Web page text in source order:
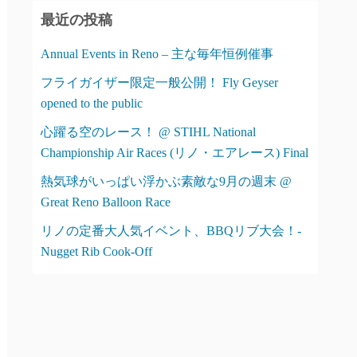
ー
最近の投稿
Annual Events in Reno – 主な毎年恒例催事
フライガイザー限定一般公開！ Fly Geyser
opened to the public
心躍る空のレース！ @ STIHL National
Championship Air Races (リノ・エアレース) Final
熱気球がいっぱい浮かぶ素敵な9月の週末 @
Great Reno Balloon Race
リノの定番大人気イベント、BBQリブ大会！-
Nugget Rib Cook-Off